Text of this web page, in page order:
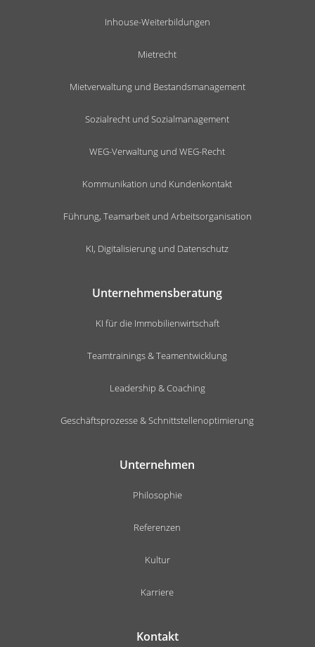
Inhouse-Weiterbildungen
Mietrecht
Mietverwaltung und Bestandsmanagement
Sozialrecht und Sozialmanagement
WEG-Verwaltung und WEG-Recht
Kommunikation und Kundenkontakt
Führung, Teamarbeit und Arbeitsorganisation
KI, Digitalisierung und Datenschutz
Unternehmensberatung
KI für die Immobilienwirtschaft
Teamtrainings & Teamentwicklung
Leadership & Coaching
Geschäftsprozesse & Schnittstellenoptimierung
Unternehmen
Philosophie
Referenzen
Kultur
Karriere
Kontakt